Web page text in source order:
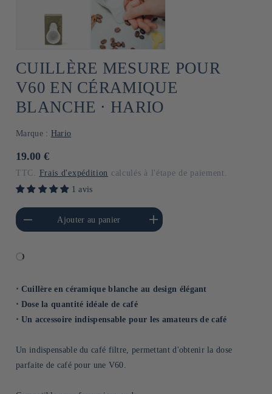
CUILLÈRE MESURE POUR
V60 EN CÉRAMIQUE
BLANCHE ⋅ HARIO
Marque : Hario
Prix
19.00 €
TTC. Frais d'expédition calculés à l'étape de paiement.
1 avis
quantité de Default
Title
Ajouter au panier
Augmenter la quantité de
Default Title
⋅ Cuillère en céramique blanche au design élégant
⋅ Dose la quantité idéale de café
⋅ Un accessoire indispensable pour les amateurs de café
Un indispensable du café filtre, permettant d'obtenir la dose
parfaite de café pour une V60.